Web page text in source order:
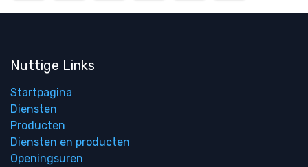
Nuttige Links
Startpagina
Diensten
Producten
Diensten en producten
Openingsuren